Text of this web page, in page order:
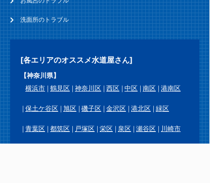
洗面所のトラブル
[各エリアのオススメ水道屋さん]
【神奈川県】
横浜市
鶴見区 神奈川区 西区 中区 南区 港南区
保土ケ谷区 旭区 磯子区 金沢区 港北区 緑区
青葉区 都筑区 戸塚区 栄区 泉区 瀬谷区 川崎市